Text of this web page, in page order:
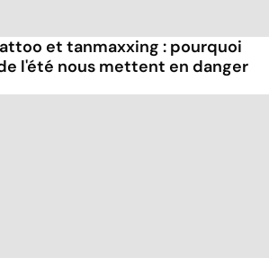
et tanmaxxing : pourquoi
l'été nous mettent en danger